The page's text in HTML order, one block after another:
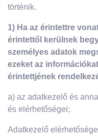
történik.
1) Ha az érintettre
érintettől kerülnek
személyes adatok
ezeket az
érintettjének
a) az adatkezelő és
és elérhetőségei;
Adatkezelő